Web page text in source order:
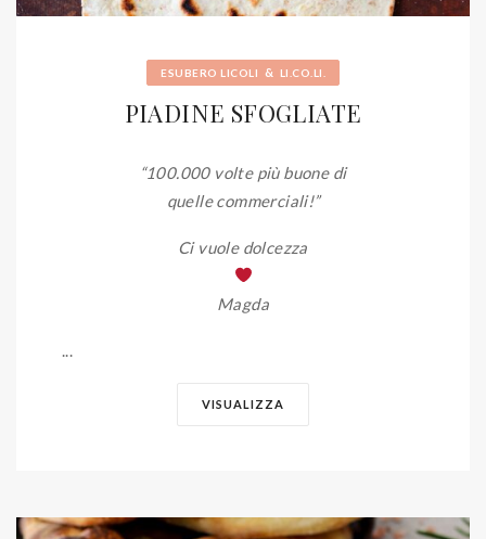
ESUBERO LICOLI & LI.CO.LI.
PIADINE SFOGLIATE
“100.000 volte più buone di
quelle commerciali!”
Ci vuole dolcezza
Magda
...
VISUALIZZA